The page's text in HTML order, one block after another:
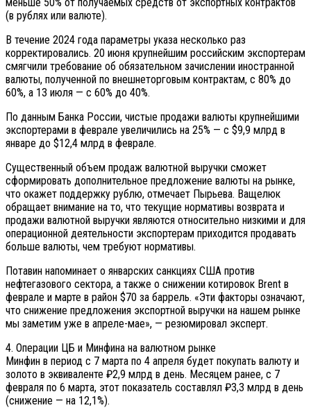
(в рублях или валюте).
В течение 2024 года параметры указа несколько раз
корректировались. 20 июня крупнейшим российским экспортерам
смягчили требование об обязательном зачислении иностранной
валюты, полученной по внешнеторговым контрактам, с 80% до
60%, а 13 июля — с 60% до 40%.
По данным Банка России, чистые продажи валюты крупнейшими
экспортерами в феврале увеличились на 25% — с $9,9 млрд в
январе до $12,4 млрд в феврале.
Существенный объем продаж валютной выручки сможет
сформировать дополнительное предложение валюты на рынке,
что окажет поддержку рублю, отмечает Пырьева. Ващелюк
обращает внимание на то, что текущие нормативы возврата и
продажи валютной выручки являются относительно низкими и для
операционной деятельности экспортерам приходится продавать
больше валюты, чем требуют нормативы.
Потавин напоминает о январских санкциях США против
нефтегазового сектора, а также о снижении котировок Brent в
феврале и марте в район $70 за баррель. «Эти факторы означают,
что снижение предложения экспортной выручки на нашем рынке
мы заметим уже в апреле-мае», — резюмировал эксперт.
4. Операции ЦБ и Минфина на валютном рынке
Минфин в период с 7 марта по 4 апреля будет покупать валюту и
золото в эквиваленте ₽2,9 млрд в день. Месяцем ранее, с 7
февраля по 6 марта, этот показатель составлял ₽3,3 млрд в день
(снижение — на 12,1%).